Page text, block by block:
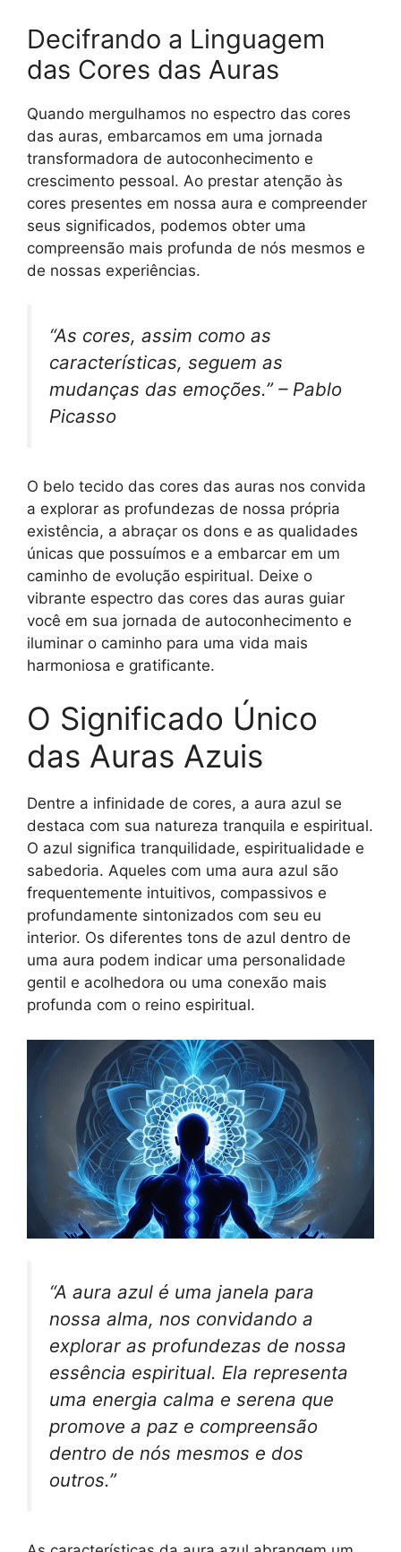
Decifrando a Linguagem
das Cores das Auras
Quando mergulhamos no espectro das cores
das auras, embarcamos em uma jornada
transformadora de autoconhecimento e
crescimento pessoal. Ao prestar atenção às
cores presentes em nossa aura e compreender
seus significados, podemos obter uma
compreensão mais profunda de nós mesmos e
de nossas experiências.
“As cores, assim como as
características, seguem as
mudanças das emoções.” – Pablo
Picasso
O belo tecido das cores das auras nos convida
a explorar as profundezas de nossa própria
existência, a abraçar os dons e as qualidades
únicas que possuímos e a embarcar em um
caminho de evolução espiritual. Deixe o
vibrante espectro das cores das auras guiar
você em sua jornada de autoconhecimento e
iluminar o caminho para uma vida mais
harmoniosa e gratificante.
O Significado Único
das Auras Azuis
Dentre a infinidade de cores, a aura azul se
destaca com sua natureza tranquila e espiritual.
O azul significa tranquilidade, espiritualidade e
sabedoria. Aqueles com uma aura azul são
frequentemente intuitivos, compassivos e
profundamente sintonizados com seu eu
interior. Os diferentes tons de azul dentro de
uma aura podem indicar uma personalidade
gentil e acolhedora ou uma conexão mais
profunda com o reino espiritual.
“A aura azul é uma janela para
nossa alma, nos convidando a
explorar as profundezas de nossa
essência espiritual. Ela representa
uma energia calma e serena que
promove a paz e compreensão
dentro de nós mesmos e dos
outros.”